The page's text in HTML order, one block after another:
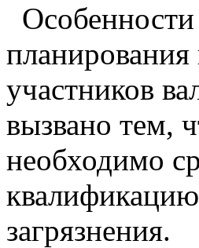
участников
вызвано тем,
необходимо
загрязнения.